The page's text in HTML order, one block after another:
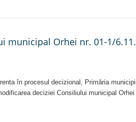
municipal Orhei nr. 01-1/
în procesul decizional, Primăria
deciziei Consiliului municipal Orhei